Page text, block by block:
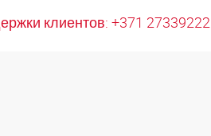
клиентов: +371 27339222